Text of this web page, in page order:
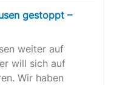
gestoppt –
weiter auf
will sich auf
Wir haben